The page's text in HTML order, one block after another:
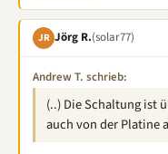
JR Jörg R.(solar77)
Andrew T. schrieb:
(..) Die Schaltung ist
auch von der Platine